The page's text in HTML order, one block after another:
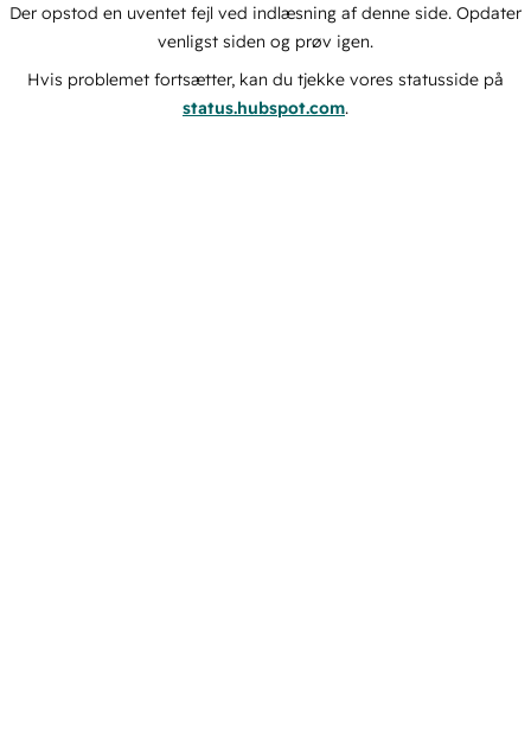
Der opstod en uventet fejl ved indlæsning af denne side. Opdater
venligst siden og prøv igen.
Hvis problemet fortsætter, kan du tjekke vores statusside på
status.hubspot.com.